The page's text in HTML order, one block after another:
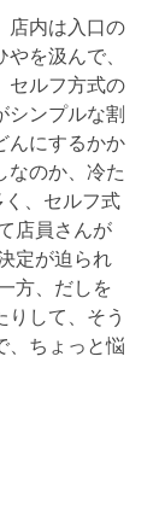
店内は入口の
を汲んで、
セルフ方式の
シンプルな割
んにするかか
なのか、冷た
、セルフ式
店員さんが
定が迫られ
方、だしを
りして、そう
、ちょっと悩